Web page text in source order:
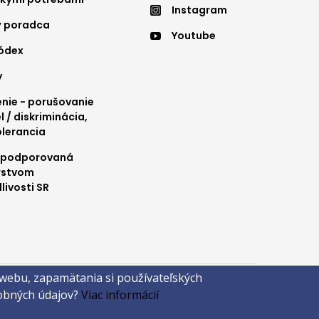
poradca
- porušovanie
/ diskriminácia,
SR
menuInstagram
Youtube
zapamätania si používateľských
údajov?Viac informácií